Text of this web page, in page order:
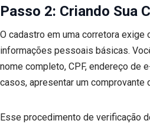
Passo 2: Criando Sua
O cadastro em uma corretora exige
informações pessoais básicas.
nome completo, CPF, endereço de
casos, apresentar um comprovante
Esse procedimento de verificação